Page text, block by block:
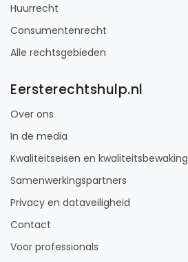
Huurrecht
Consumentenrecht
Alle rechtsgebieden
Eersterechtshulp.nl
Over ons
In de media
Kwaliteitseisen en kwaliteitsbewaking
Samenwerkingspartners
Privacy en dataveiligheid
Contact
Voor professionals